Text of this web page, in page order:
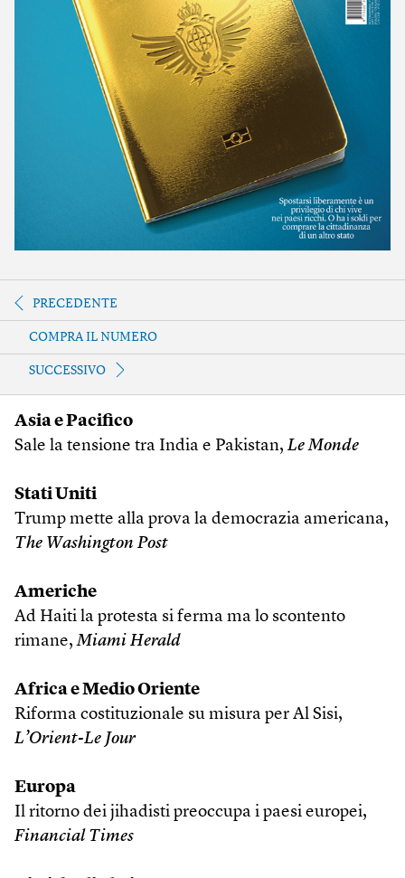
PRECEDENTE
COMPRA IL NUMERO
SUCCESSIVO
Asia e Pacifico
Sale la tensione tra India e Pakistan, Le Monde
Stati Uniti
Trump mette alla prova la democrazia americana,
The Washington Post
Americhe
Ad Haiti la protesta si ferma ma lo scontento
rimane,Miami Herald
Africa e Medio Oriente
Riforma costituzionale su misura per Al Sisi,
L’Orient-Le Jour
Europa
Il ritorno dei jihadisti preoccupa i paesi europei,
Financial Times